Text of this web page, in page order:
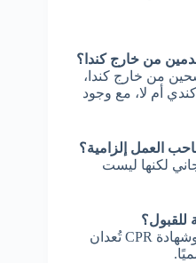
من خارج كندا؟
من خارج كندا،
أم لا، مع وجود
العمل إلزامية؟
لكنها ليست
للقبول؟
جواب: شهادة الإسعافات الأولية وشهادة CPR تُعدان